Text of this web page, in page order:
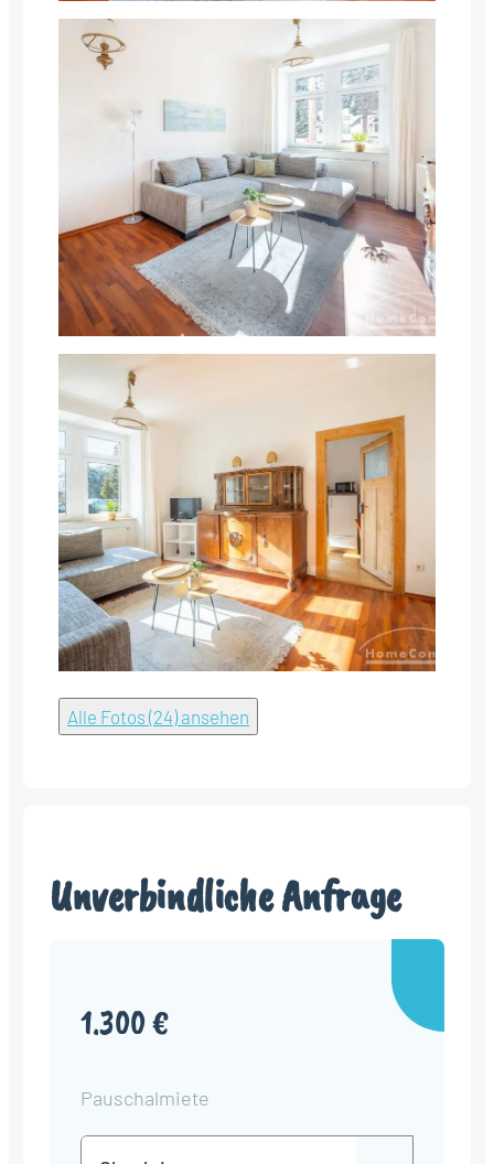
Alle Fotos (24) ansehen
Unverbindliche Anfrage
1.300 €
Pauschalmiete